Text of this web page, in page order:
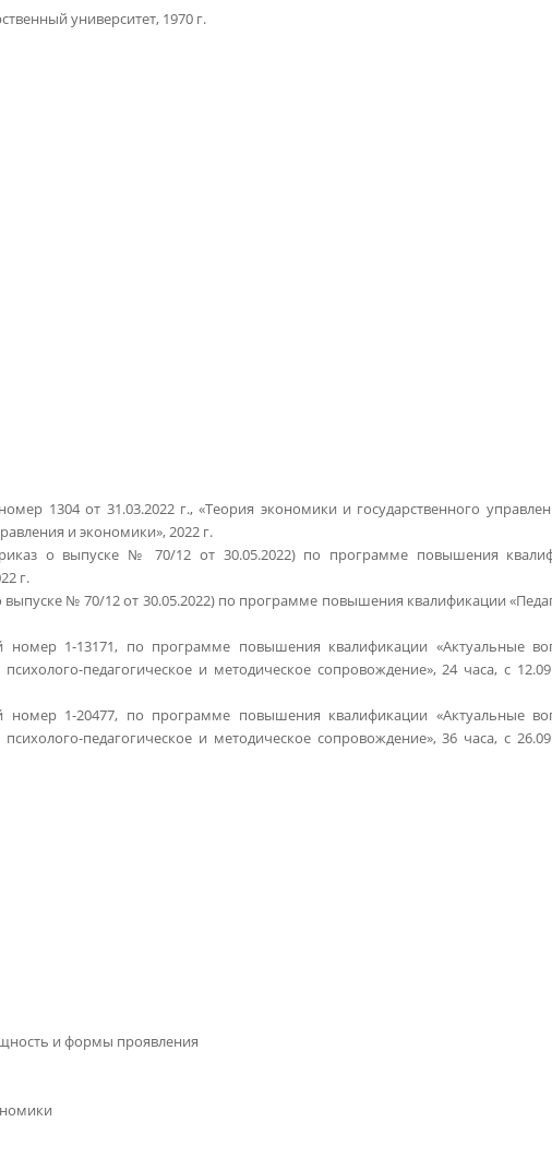
университет, 1970 г.
1304 от 31.03.2022 г., «Теория экономики и государственного
и экономики», 2022 г.
о выпуске № 70/12 от 30.05.2022) по программе повышения
г.
№ 70/12 от 30.05.2022) по программе повышения квалификации
номер 1-13171, по программе повышения квалификации «Актуальные
педагогическое и методическое сопровождение», 24 часа, с
номер 1-20477, по программе повышения квалификации «Актуальные
педагогическое и методическое сопровождение», 36 часа, с
и формы проявления